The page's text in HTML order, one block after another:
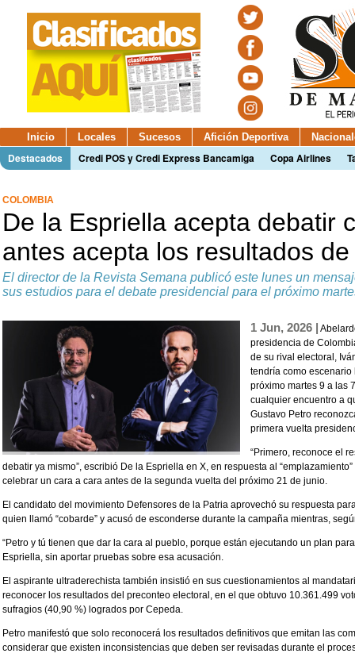
Inicio Locales Sucesos Afición Deportiva
Destacados Credi POS y Credi Express Bancamiga Copa Airlines
COLOMBIA
De la Espriella acepta debatir
antes acepta los resultados
El director de la Revista Semana publicó este lunes un
sus estudios para el debate presidencial para el próximo
1 Jun, 2026 |
presidencia de
de su rival electoral,
tendría como
próximo martes 9 a las
cualquier encuentro a
Gustavo Petro
primera vuelta
“Primero, reconoce el
debatir ya mismo”, escribió De la Espriella en X, en respuesta al
celebrar un cara a cara antes de la segunda vuelta del próximo 21 de junio.
El candidato del movimiento Defensores de la Patria aprovechó su respuesta
quien llamó “cobarde” y acusó de esconderse durante la campaña mientras,
“Petro y tú tienen que dar la cara al pueblo, porque están ejecutando un plan
Espriella, sin aportar pruebas sobre esa acusación.
El aspirante ultraderechista también insistió en sus cuestionamientos al
reconocer los resultados del preconteo electoral, en el que obtuvo 10.361.499
sufragios (40,90 %) logrados por Cepeda.
Petro manifestó que solo reconocerá los resultados definitivos que emitan las
considerar que existen inconsistencias que deben ser revisadas durante el